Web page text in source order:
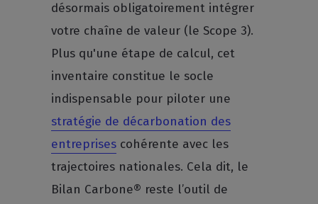
désormais obligatoirement intégrer
votre chaîne de valeur (le Scope 3).
Plus qu'une étape de calcul, cet
inventaire constitue le socle
indispensable pour piloter une
stratégie de décarbonation des
entreprises cohérente avec les
trajectoires nationales. Cela dit, le
Bilan Carbone® reste l’outil de